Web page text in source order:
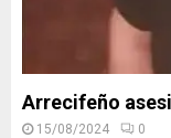
Arrecifeño
15/08/2024 0